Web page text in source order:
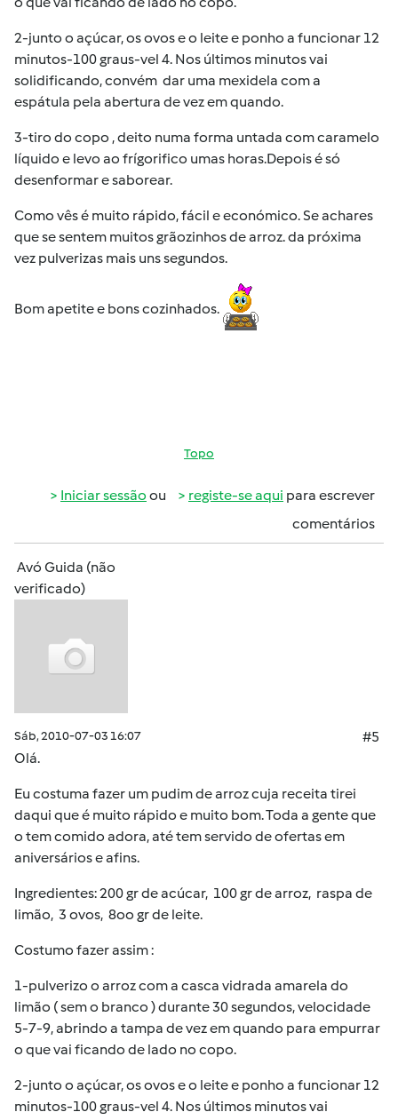
2-junto o açúcar, os ovos e o leite e ponho a funcionar 12
minutos-100 graus-vel 4. Nos últimos minutos vai
solidificando, convém dar uma mexidela com a
espátula pela abertura de vez em quando.
3-tiro do copo , deito numa forma untada com caramelo
líquido e levo ao frígorifico umas horas.Depois é só
desenformar e saborear.
Como vês é muito rápido, fácil e económico. Se achares
que se sentem muitos grãozinhos de arroz. da próxima
vez pulverizas mais uns segundos.
Bom apetite e bons cozinhados.
Topo
Iniciar sessão ou registe-se aqui para escrever
comentários
Avó Guida (não
verificado)
Sáb, 2010-07-03 16:07
#5
Olá.
Eu costuma fazer um pudim de arroz cuja receita tirei
daqui que é muito rápido e muito bom. Toda a gente que
o tem comido adora, até tem servido de ofertas em
aniversários e afins.
Ingredientes: 200 gr de acúcar, 100 gr de arroz, raspa de
limão, 3 ovos, 8oo gr de leite.
Costumo fazer assim :
1-pulverizo o arroz com a casca vidrada amarela do
limão ( sem o branco ) durante 30 segundos, velocidade
5-7-9, abrindo a tampa de vez em quando para empurrar
o que vai ficando de lado no copo.
2-junto o açúcar, os ovos e o leite e ponho a funcionar 12
minutos-100 graus-vel 4. Nos últimos minutos vai